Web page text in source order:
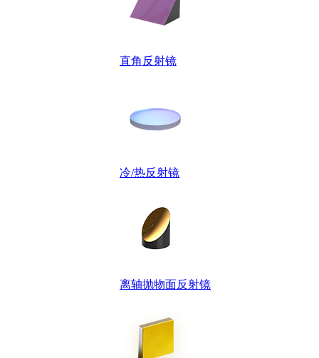
直角反射镜
冷/热反射镜
离轴抛物面反射镜